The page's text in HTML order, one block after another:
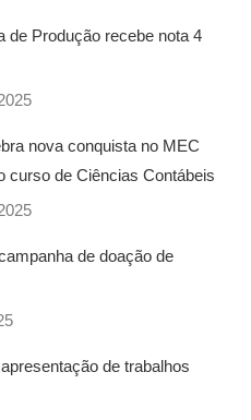
de Produção recebe nota 4
nova conquista no MEC
curso de Ciências Contábeis
de doação de
de trabalhos